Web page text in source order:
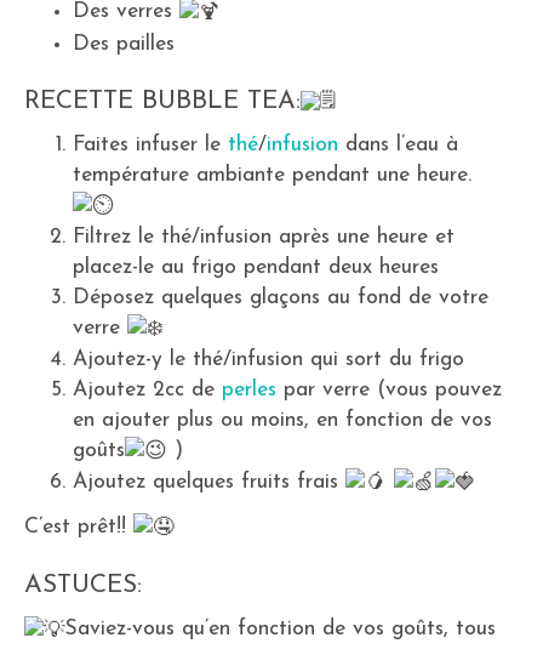
Des verres
Des pailles
RECETTE BUBBLE TEA:
Faites infuser le thé/infusion dans l’eau à
température ambiante pendant une heure.
Filtrez le thé/infusion après une heure et
placez-le au frigo pendant deux heures
Déposez quelques glaçons au fond de votre
verre
Ajoutez-y le thé/infusion qui sort du frigo
Ajoutez 2cc de perles par verre (vous pouvez
en ajouter plus ou moins, en fonction de vos
goûts
)
Ajoutez quelques fruits frais
C’est prêt!!
ASTUCES:
Saviez-vous qu’en fonction de vos goûts, tous